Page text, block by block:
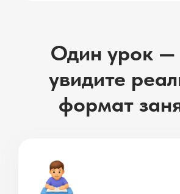
Один урок —
увидите
формат